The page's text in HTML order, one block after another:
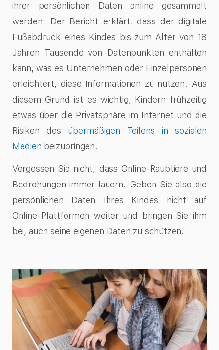
ihrer persönlichen Daten online gesammelt
werden. Der Bericht erklärt, dass der digitale
Fußabdruck eines Kindes bis zum Alter von 18
Jahren Tausende von Datenpunkten enthalten
kann, was es Unternehmen oder Einzelpersonen
erleichtert, diese Informationen zu nutzen. Aus
diesem Grund ist es wichtig, Kindern frühzeitig
etwas über die Privatsphäre im Internet und die
Risiken des übermäßigen Teilens in sozialen
Medien beizubringen.
Vergessen Sie nicht, dass Online-Raubtiere und
Bedrohungen immer lauern. Geben Sie also die
persönlichen Daten Ihres Kindes nicht auf
Online-Plattformen weiter und bringen Sie ihm
bei, auch seine eigenen Daten zu schützen.